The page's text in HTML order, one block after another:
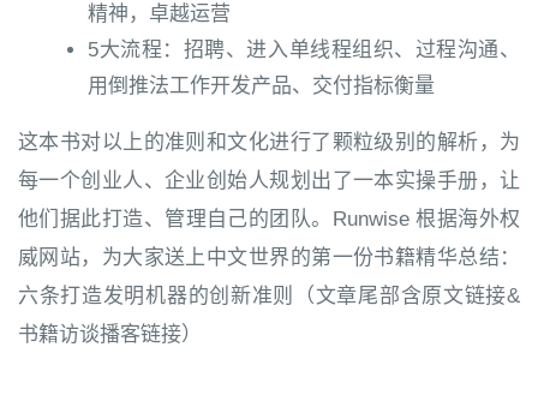
精神，卓越运营
5大流程：招聘、进入单线程组织、过程沟通、
用倒推法工作开发产品、交付指标衡量
这本书对以上的准则和文化进行了颗粒级别的解析，为
每一个创业人、企业创始人规划出了一本实操手册，让
他们据此打造、管理自己的团队。Runwise 根据海外权
威网站，为大家送上中文世界的第一份书籍精华总结：
六条打造发明机器的创新准则（文章尾部含原文链接&
书籍访谈播客链接）